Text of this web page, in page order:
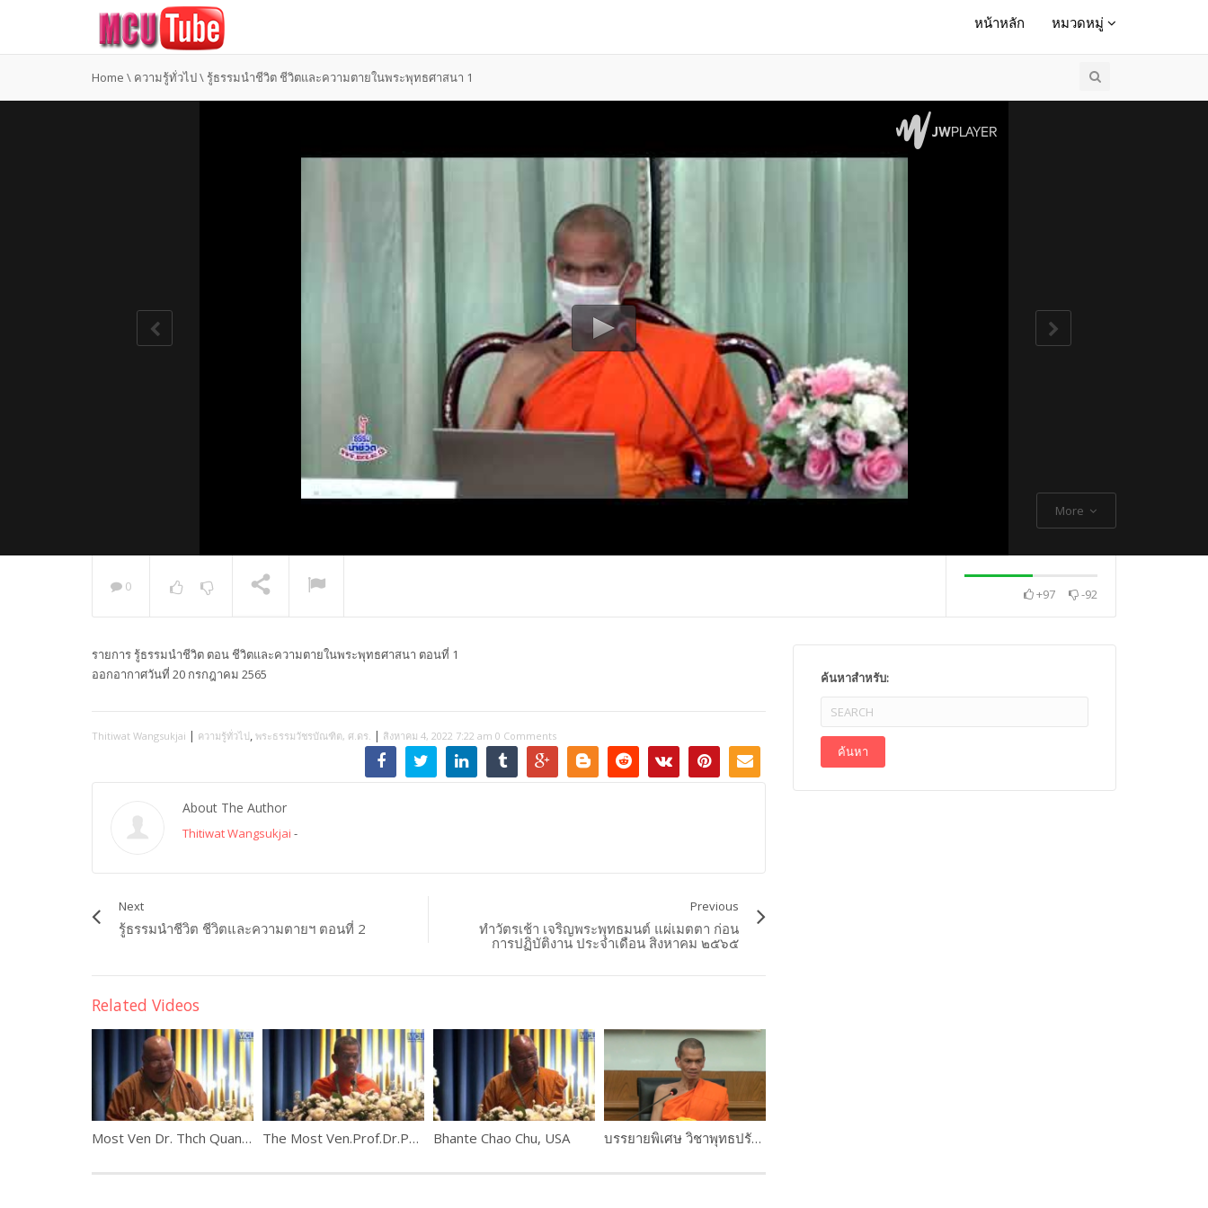
หน้าหลัก หมวดหมู่
Home \ ความรู้ทั่วไป\รู้ธรรมนำชีวิต ชีวิตและความตายในพระพุทธศาสนา 1
More
NOW PLAYING
กล่าวแสดงความยินดี
Most Ven Dr. Thch Quang
0 +97 -92
รายการ รู้ธรรมนำชีวิต ตอน ชีวิตและความตายในพระพุทธศาสนา ตอนที่ 1
ออกอากาศวันที่ 20 กรกฎาคม 2565
Thitiwat Wangsukjai | ความรู้ทั่วไป, พระธรรมวัชรบัณฑิต, ศ.ดร. | สิงหาคม 4, 2022 7:22 am 0 Comments
About The Author
Thitiwat Wangsukjai -
Next
รู้ธรรมนำชีวิต ชีวิตและความตายฯ ตอนที่ 2
Previous
ทำวัตรเช้า เจริญพระพุทธมนต์ แผ่เมตตา ก่อน
การปฏิบัติงาน ประจำเดือน สิงหาคม ๒๕๖๕
Related Videos
Most Ven Dr. Thch Quang Ba, Australia The Most Ven.Prof.Dr.Phra Rajapariyatkavi Bhante Chao Chu, USA บรรยายพิเศษ วิชาพุทธปรัชญาแห่งศาสตร์ เรื่อง”การเข้าถึงความรู้” โดย พระราชปริยัติกวี, ศ.ดร. รองอธิการบดีฝ่ายวิชาการ
ค้นหาสำหรับ: